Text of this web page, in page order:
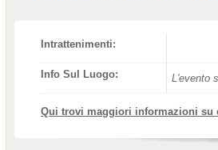
Intrattenimenti:
Info Sul Luogo: L'evento
Qui trovi maggiori informazioni su